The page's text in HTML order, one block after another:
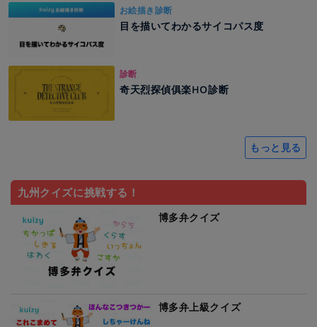
お絵描き診断
目を描いてわかるサイコパス度
診断
奇天烈探偵俱楽HO診断
もっと見る
九州クイズに挑戦する！
博多弁クイズ
博多弁上級クイズ